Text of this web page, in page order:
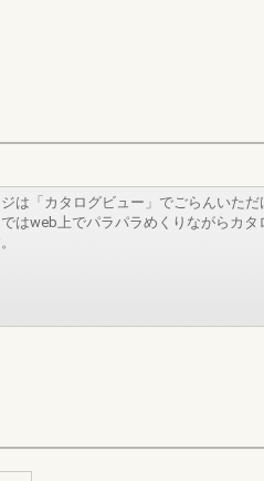
は「カタログビュー」でごらんいただ
はweb上でパラパラめくりながらカタ